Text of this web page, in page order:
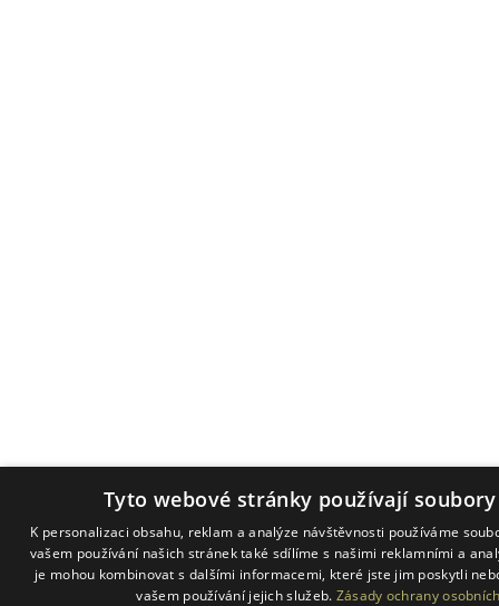
Tyto webové stránky používají
K personalizaci obsahu, reklam a analýze návštěvnosti používáme
vašem používání našich stránek také sdílíme s našimi reklamními a
je mohou kombinovat s dalšími informacemi, které jste jim poskytli
vašem používání jejich služeb. Zásady ochrany